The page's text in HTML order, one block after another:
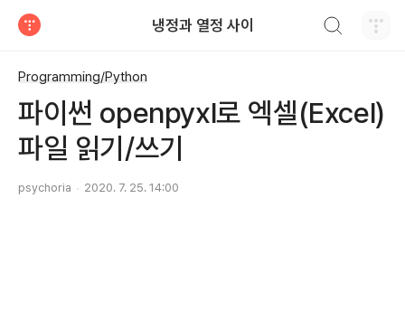
냉정과 열정 사이
Programming/Python
파이썬 openpyxl로 엑셀(Excel)
파일 읽기/쓰기
psychoria 2020. 7. 25. 14:00